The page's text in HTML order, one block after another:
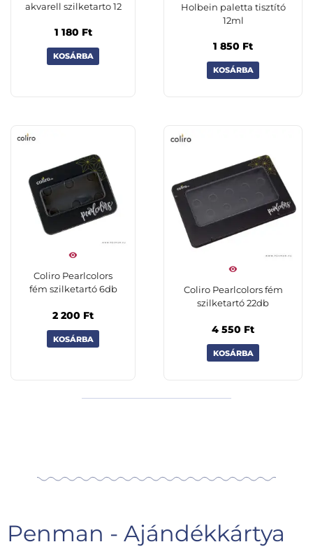
akvarell szilketarto 12
1 180 Ft
KOSÁRBA
Holbein paletta tisztító
12ml
1 850 Ft
KOSÁRBA
Coliro Pearlcolors
fém szilketartó 6db
2 200 Ft
KOSÁRBA
Coliro Pearlcolors fém
szilketartó 22db
4 550 Ft
KOSÁRBA
Penman - Ajándékkártya